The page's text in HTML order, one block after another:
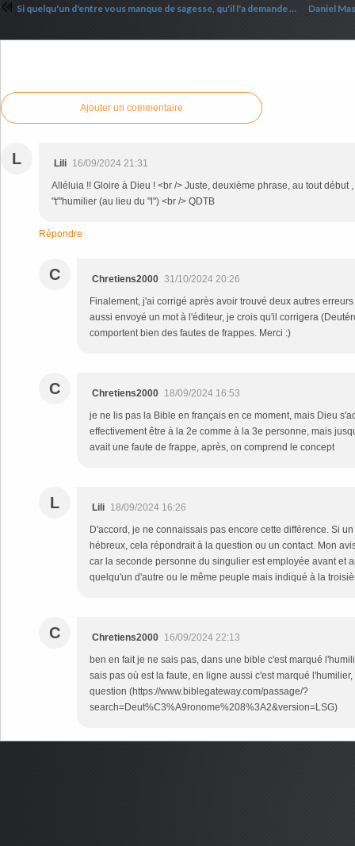
Si quelqu'un d'entre vous manque de sagesse, qu'il l'a demande à Dieu
Ajouter un commentaire
L Lili 16/09/2024 21:31
Alléluia !! Gloire à Dieu ! <br /> Juste, deuxième phrase, au tout début
"t"'humilier (au lieu du "l") <br /> QDTB
Répondre
C Chretiens2000 31/10/2024 20:26
Finalement, j'ai corrigé après avoir trouvé deux autres
aussi envoyé un mot à l'éditeur, je crois qu'il corrigera
comportent bien des fautes de frappes. Merci :)
C Chretiens2000 18/09/2024 16:53
je ne lis pas la Bible en français en ce moment, mais Dieu
effectivement être à la 2e comme à la 3e personne, mais
avait une faute de frappe, après, on comprend le concept
L Lili 18/09/2024 16:26
D'accord, je ne connaissais pas encore cette différence. Si
hébreux, cela répondrait à la question ou un contact. Mon
car la seconde personne du singulier est employée avant et
quelqu'un d'autre ou le même peuple mais indiqué à la
C Chretiens2000 16/09/2024 22:13
ben en fait je ne sais pas, dans une bible c'est marqué
sais pas où est la faute, en ligne aussi c'est marqué
question (https://www.biblegateway.com/passage/?
search=Deut%C3%A9ronome%208%3A2&version=LSG)